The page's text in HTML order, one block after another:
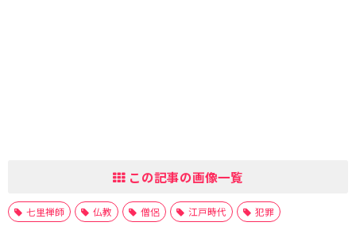
この記事の画像一覧
七里禅師 仏教 僧侶 江戸時代 犯罪